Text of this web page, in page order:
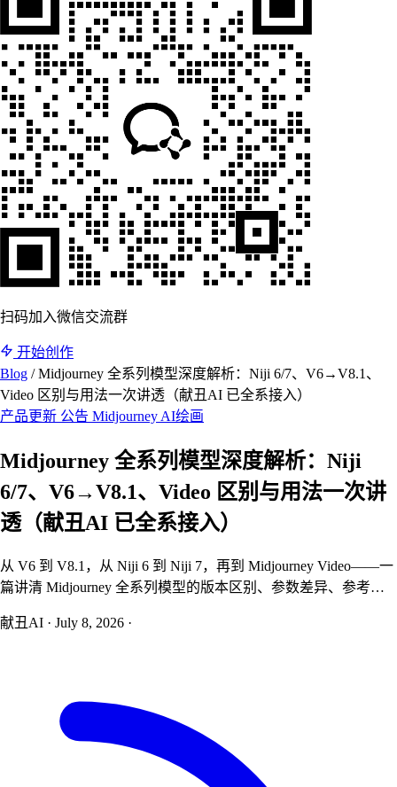
扫码加入微信交流群
开始创作
Blog / Midjourney 全系列模型深度解析：Niji 6/7、V6→V8.1、
Video 区别与用法一次讲透（献丑AI 已全系接入）
产品更新 公告 Midjourney AI绘画
Midjourney 全系列模型深度解析：Niji
6/7、V6→V8.1、Video 区别与用法一次讲
透（献丑AI 已全系接入）
从 V6 到 V8.1，从 Niji 6 到 Niji 7，再到 Midjourney Video——一
篇讲清 Midjourney 全系列模型的版本区别、参数差异、参考图
自由切换。
献丑AI · July 8, 2026 ·